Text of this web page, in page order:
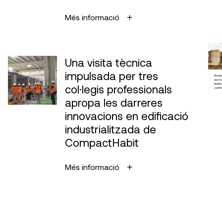
Més informació
Una visita tècnica
impulsada per tres
col·legis professionals
apropa les darreres
innovacions en edificació
industrialitzada de
CompactHabit
Més informació